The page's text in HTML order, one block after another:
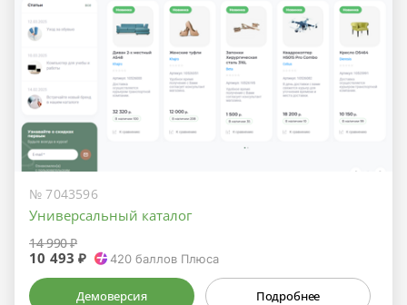
№ 7043596
Универсальный каталог
14 990 ₽
10 493 ₽ 420баллов Плюса
Демоверсия Подробнее